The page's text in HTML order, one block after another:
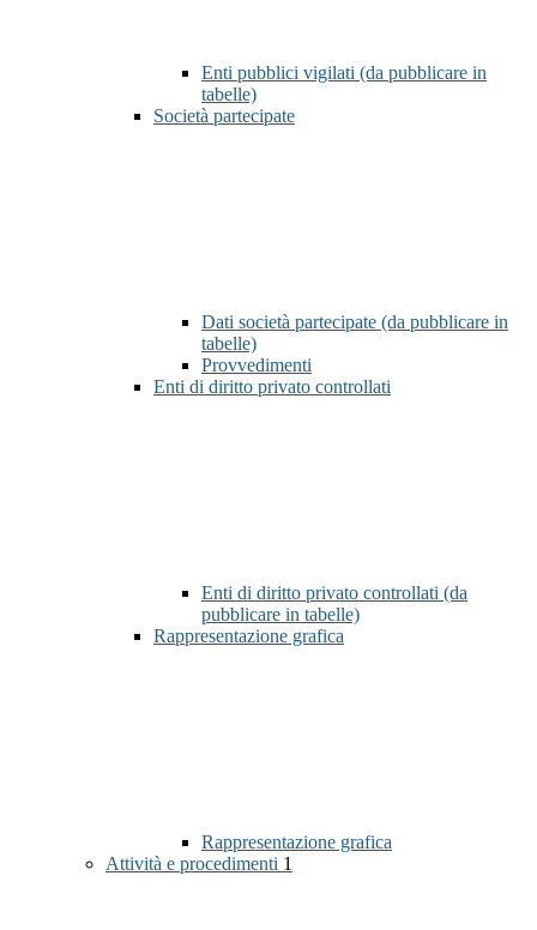
Enti pubblici vigilati (da pubblicare in
tabelle)
Società partecipate
Dati società partecipate (da pubblicare in
tabelle)
Provvedimenti
Enti di diritto privato controllati
Enti di diritto privato controllati (da
pubblicare in tabelle)
Rappresentazione grafica
Rappresentazione grafica
Attività e procedimenti 1